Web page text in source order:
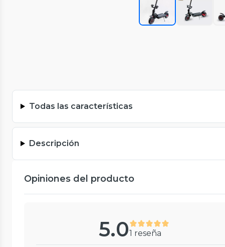
Todas las características
Descripción
Opiniones del producto
5.01 reseña